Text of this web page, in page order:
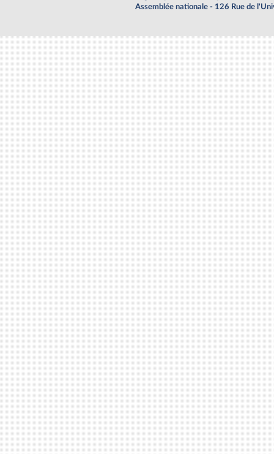
Assemblée nationale - 126 Rue de